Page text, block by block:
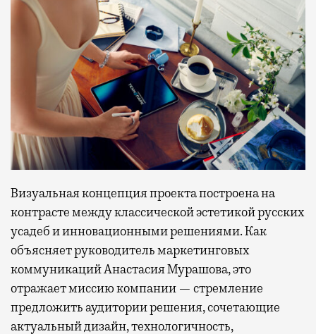
Визуальная концепция проекта построена на
контрасте между классической эстетикой русских
усадеб и инновационными решениями. Как
объясняет руководитель маркетинговых
коммуникаций Анастасия Мурашова, это
отражает миссию компании — стремление
предложить аудитории решения, сочетающие
актуальный дизайн, технологичность,